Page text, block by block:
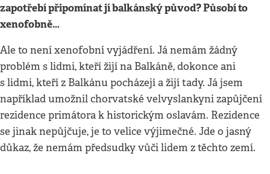
zapotřebí připomínat jí balkánský původ? Působí to
xenofobně…
Ale to není xenofobní vyjádření. Já nemám žádný
problém s lidmi, kteří žijí na Balkáně, dokonce ani
s lidmi, kteří z Balkánu pocházejí a žijí tady. Já jsem
například umožnil chorvatské velvyslankyni zapůjčení
rezidence primátora k historickým oslavám. Rezidence
se jinak nepůjčuje, je to velice výjimečné. Jde o jasný
důkaz, že nemám předsudky vůči lidem z těchto zemí.